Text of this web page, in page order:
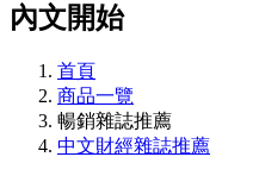
內文開始
首頁
商品一覽
暢銷雜誌推薦
中文財經雜誌推薦